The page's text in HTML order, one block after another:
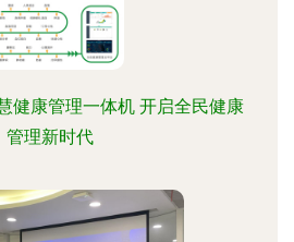
健康管理一体机 开启全民健康
管理新时代